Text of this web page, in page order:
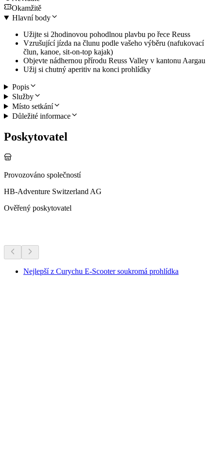
Okamžitě
Hlavní body
Užijte si 2hodinovou pohodlnou plavbu po řece Reuss
Vzrušující jízda na člunu podle vašeho výběru (nafukovací
člun, kanoe, sit-on-top kajak)
Objevte nádhernou přírodu Reuss Valley v kantonu Aargau
Užij si chutný aperitiv na konci prohlídky
Popis
Služby
Místo setkání
Důležité informace
Poskytovatel
Provozováno společností
HB-Adventure Switzerland AG
Ověřený poskytovatel
Nejlepší z Curychu E-Scooter soukromá prohlídka